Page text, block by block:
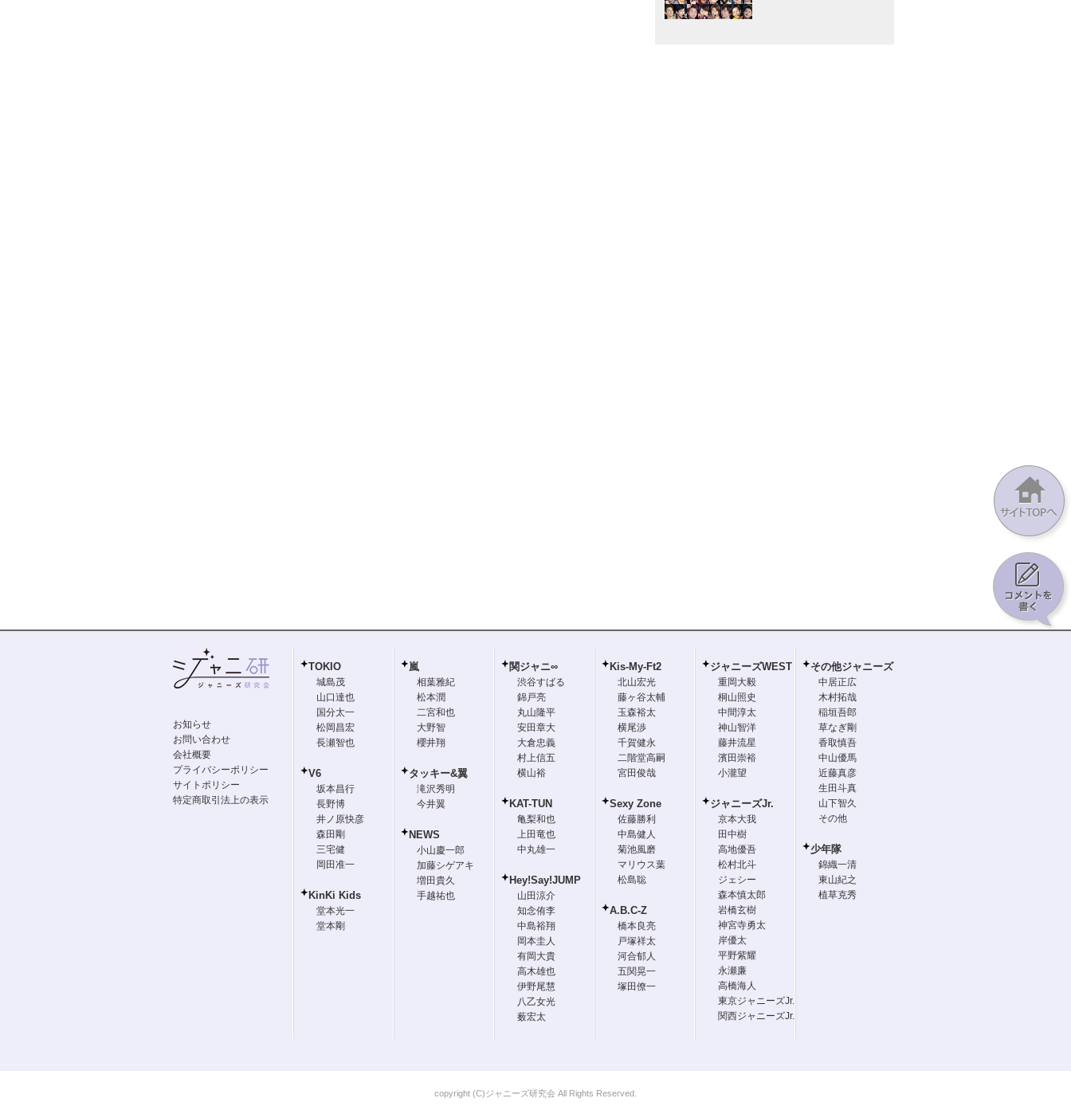
お知らせ
お問い合わせ
会社概要
プライバシーポリシー
サイトポリシー
特定商取引法上の表示
TOKIO
城島茂
山口達也
国分太一
松岡昌宏
長瀬智也
V6
坂本昌行
長野博
井ノ原快彦
森田剛
三宅健
岡田准一
KinKi Kids
堂本光一
堂本剛
嵐
相葉雅紀
松本潤
二宮和也
大野智
櫻井翔
タッキー&翼
滝沢秀明
今井翼
NEWS
小山慶一郎
加藤シゲアキ
増田貴久
手越祐也
関ジャニ∞
渋谷すばる
錦戸亮
丸山隆平
安田章大
大倉忠義
村上信五
横山裕
KAT-TUN
亀梨和也
上田竜也
中丸雄一
Hey!Say!JUMP
山田涼介
知念侑李
中島裕翔
岡本圭人
有岡大貴
高木雄也
伊野尾慧
八乙女光
薮宏太
Kis-My-Ft2
北山宏光
藤ヶ谷太輔
玉森裕太
横尾渉
千賀健永
二階堂高嗣
宮田俊哉
Sexy Zone
佐藤勝利
中島健人
菊池風磨
マリウス葉
松島聡
A.B.C-Z
橋本良亮
戸塚祥太
河合郁人
五関晃一
塚田僚一
ジャニーズWEST
重岡大毅
桐山照史
中間淳太
神山智洋
藤井流星
濱田崇裕
小瀧望
ジャニーズJr.
京本大我
田中樹
高地優吾
松村北斗
ジェシー
森本慎太郎
岩橋玄樹
神宮寺勇太
岸優太
平野紫耀
永瀬廉
高橋海人
東京ジャニーズJr.
関西ジャニーズJr.
その他ジャニーズ
中居正広
木村拓哉
稲垣吾郎
草なぎ剛
香取慎吾
中山優馬
近藤真彦
生田斗真
山下智久
その他
少年隊
錦織一清
東山紀之
植草克秀
copyright (C)ジャニーズ研究会 All Rights Reserved.